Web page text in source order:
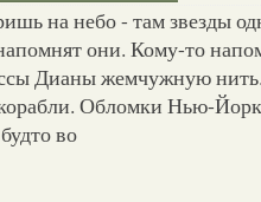
на небо - там звезды
они. Кому-то
Дианы жемчужную
Обломки Нью-
во